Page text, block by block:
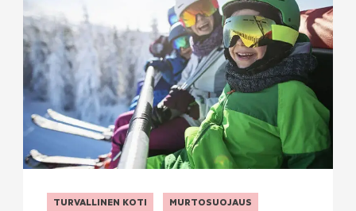
TURVALLINEN KOTI MURTOSUOJAUS